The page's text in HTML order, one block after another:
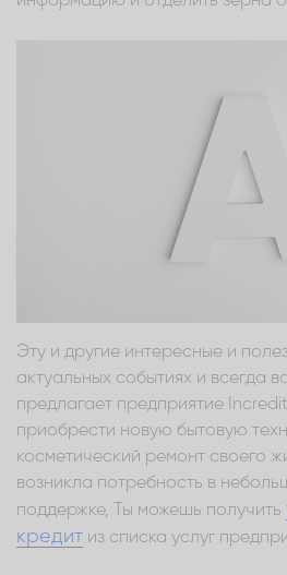
Эту и другие интересные и
актуальных событиях и всегда
предлагает предприятие
приобрести новую бытовую
косметический ремонт своего
возникла потребность в
поддержке, Ты можешь получить
кредит из списка услуг